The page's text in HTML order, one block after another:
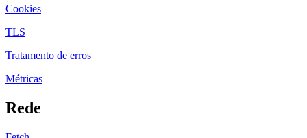
Cookies
TLS
Tratamento de erros
Métricas
Rede